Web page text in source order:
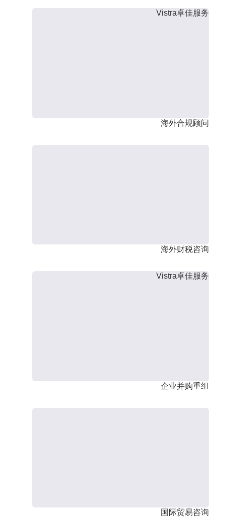
Vistra卓佳服务
海外合规顾问
海外财税咨询
Vistra卓佳服务
企业并购重组
国际贸易咨询